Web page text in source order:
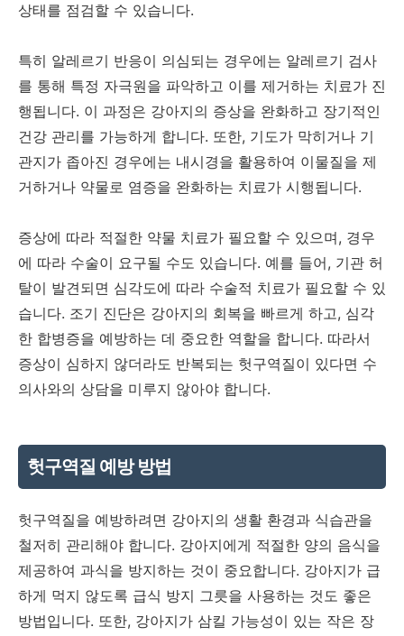
상태를 점검할 수 있습니다.
특히 알레르기 반응이 의심되는 경우에는 알레르기 검사
를 통해 특정 자극원을 파악하고 이를 제거하는 치료가 진
행됩니다. 이 과정은 강아지의 증상을 완화하고 장기적인
건강 관리를 가능하게 합니다. 또한, 기도가 막히거나 기
관지가 좁아진 경우에는 내시경을 활용하여 이물질을 제
거하거나 약물로 염증을 완화하는 치료가 시행됩니다.
증상에 따라 적절한 약물 치료가 필요할 수 있으며, 경우
에 따라 수술이 요구될 수도 있습니다. 예를 들어, 기관 허
탈이 발견되면 심각도에 따라 수술적 치료가 필요할 수 있
습니다. 조기 진단은 강아지의 회복을 빠르게 하고, 심각
한 합병증을 예방하는 데 중요한 역할을 합니다. 따라서
증상이 심하지 않더라도 반복되는 헛구역질이 있다면 수
의사와의 상담을 미루지 않아야 합니다.
헛구역질 예방 방법
헛구역질을 예방하려면 강아지의 생활 환경과 식습관을
철저히 관리해야 합니다. 강아지에게 적절한 양의 음식을
제공하여 과식을 방지하는 것이 중요합니다. 강아지가 급
하게 먹지 않도록 급식 방지 그릇을 사용하는 것도 좋은
방법입니다. 또한, 강아지가 삼킬 가능성이 있는 작은 장